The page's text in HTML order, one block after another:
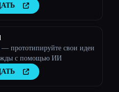
— прототипируйте свои идеи
с помощью ИИ